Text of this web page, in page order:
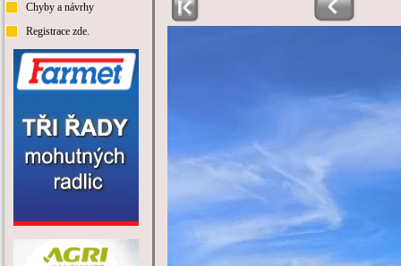
Chyby a návrhy
Registrace zde.